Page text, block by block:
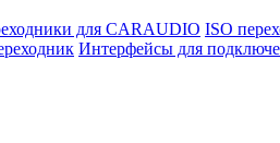
для CARAUDIO ISO
Интерфейсы для